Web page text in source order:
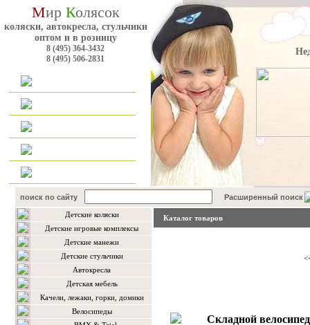
Мир Колясок
коляски, автокресла, стульчики
оптом и в розницу
8 (495) 364-3432
8 (495) 506-2831
поиск по сайту Расширенный поиск
Детские коляски
Детские игровые комплексы
Детские манежи
Детские стульчики
Автокресла
Детская мебель
Качели, лежаки, горки, домики
Велосипеды
Каталог товаров
Складной